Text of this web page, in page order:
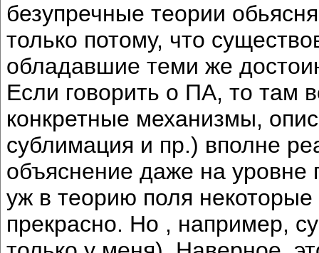
безупречные теории
только потому, что
обладавшие теми же
Если говорить о ПА, то там
конкретные механизмы,
сублимация и пр.) вполне
объяснение даже на уровне
уж в теорию поля
прекрасно. Но , например,